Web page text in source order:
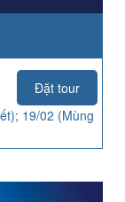
Đặt tour
19/02 (Mùng